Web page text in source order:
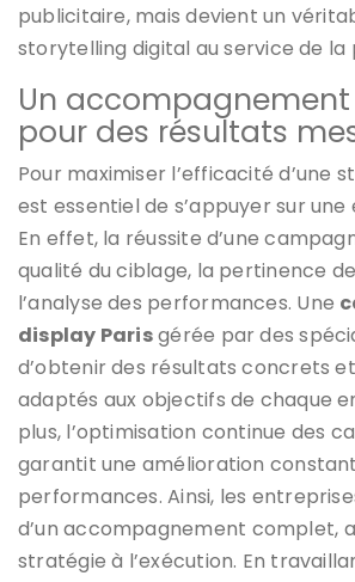
publicitaire, mais devient un
storytelling digital au service de
Un
pour des résultats
Pour maximiser l’efficacité d’une
est essentiel de s’appuyer sur une
En effet, la réussite d’une
qualité du ciblage, la pertinence
l’analyse des performances. Une
display Parisgérée par des
d’obtenir des résultats concrets
adaptés aux objectifs de chaque
plus, l’optimisation continue des
garantit une amélioration
performances. Ainsi, les
d’un accompagnement complet,
stratégie à l’exécution. En